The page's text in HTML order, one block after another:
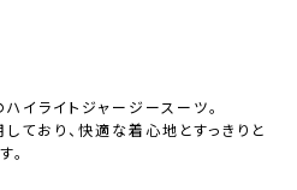
イライトジャージースーツ。
ており、快適な着心地とすっきりと
。